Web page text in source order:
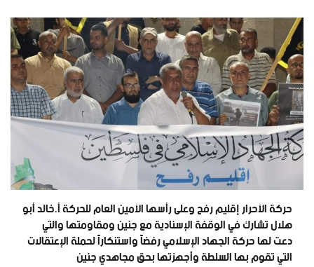
حركة الأحرار إقليم رفح وعلى رأسها الأمين العام للحركة أ.خالد أبو
هلال تشارك في الوقفة الإسنادية مع جنين ومقاومتها والتي
دعت لها حركة الجهاد الإسلامي رفضاً واستنكاراً لحملة الإعتقالات
التي تقوم بها السلطة وأجهزتها بحق مجاهدي جنين